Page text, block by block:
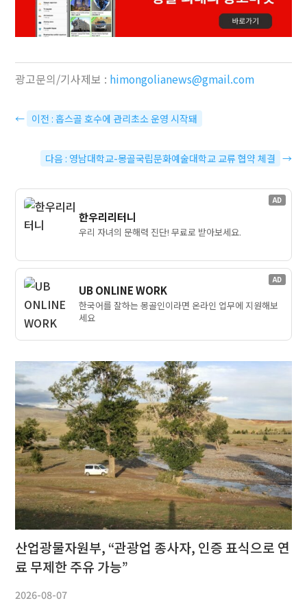
광고문의/기사제보 : himongolianews@gmail.com
← 이전 : 홉스골 호수에 관리초소 운영 시작돼
다음 : 영남대학교-몽골국립문화예술대학교 교류 협약 체결 →
AD
한우리리터니
우리 자녀의 문해력 진단! 무료로 받아보세요.
AD
UB ONLINE WORK
한국어를 잘하는 몽골인이라면 온라인 업무에 지원해보
세요
산업광물자원부, “관광업 종사자, 인증 표식으로 연
료 무제한 주유 가능”
2026-08-07